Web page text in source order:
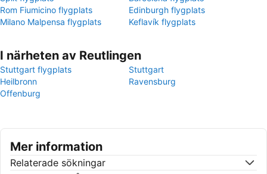
Rom Fiumicino flygplats
Edinburgh flygplats
Milano Malpensa flygplats
Keflavík flygplats
I närheten av Reutlingen
Stuttgart flygplats
Stuttgart
Heilbronn
Ravensburg
Offenburg
Mer information
Relaterade sökningar